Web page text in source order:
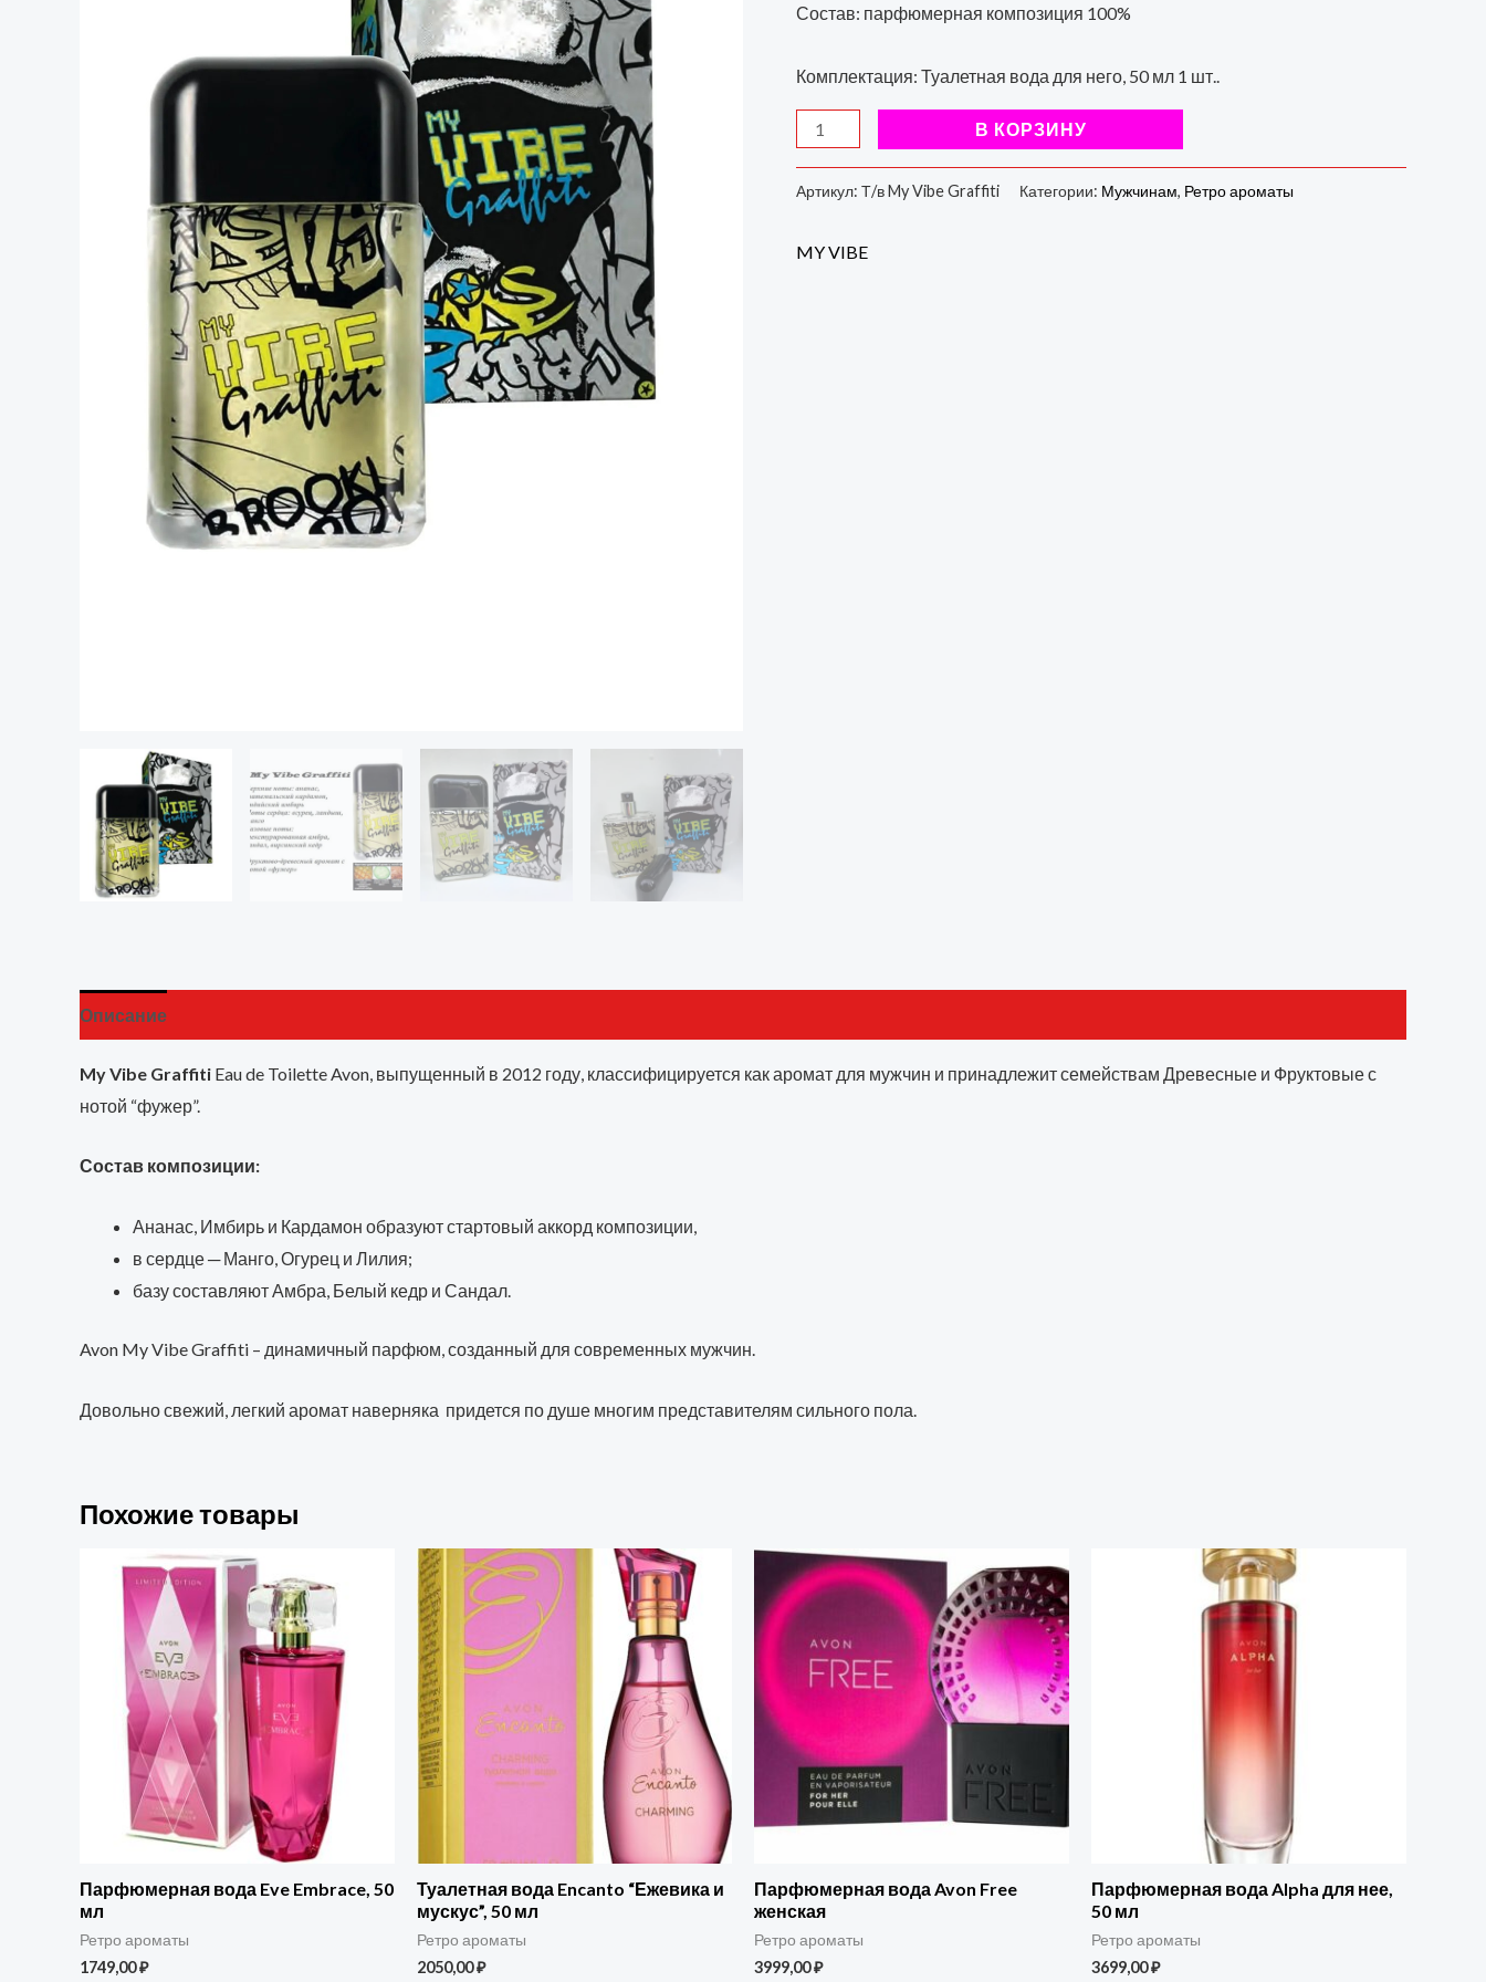
Состав: парфюмерная композиция 100%
Комплектация: Туалетная вода для него, 50 мл 1 шт..
него,
мл
В КОРЗИНУ
Артикул: Т/в My Vibe Graffiti Категории: Мужчинам, Ретро ароматы
MY VIBE
Описание
My Vibe Graffiti Eau de Toilette Avon, выпущенный в 2012 году, классифицируется как аромат для мужчин и принадлежит семействам Древесные и Фруктовые с
нотой “фужер”.
Состав композиции:
Ананас, Имбирь и Кардамон образуют стартовый аккорд композиции,
в сердце ─ Манго, Огурец и Лилия;
базу составляют Амбра, Белый кедр и Сандал.
Avon My Vibe Graffiti – динамичный парфюм, созданный для современных мужчин.
Довольно свежий, легкий аромат наверняка придется по душе многим представителям сильного пола.
Похожие товары
Парфюмерная вода Eve Embrace, 50
мл
Ретро ароматы
1749,00₽
Туалетная вода Encanto “Ежевика и
мускус”, 50 мл
Ретро ароматы
2050,00₽
Парфюмерная вода Avon Free
женская
Ретро ароматы
3999,00₽
Парфюмерная вода Alpha для нее,
50 мл
Ретро ароматы
3699,00₽